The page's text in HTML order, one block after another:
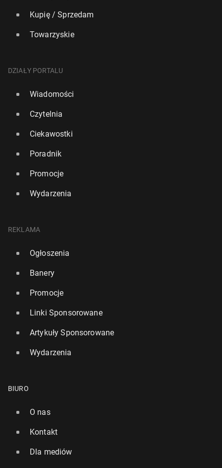
Kupię / Sprzedam
Towarzyskie
DZIAŁY PORTALU
Wiadomości
Czytelnia
Ciekawostki
Poradnik
Promocje
Wydarzenia
REKLAMA
Ogłoszenia
Banery
Promocje
Linki Sponsorowane
Artykuły Sponsorowane
Wydarzenia
BIURO
O nas
Kontakt
Dla mediów